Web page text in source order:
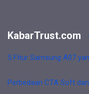
KabarTrust.com
5 Fitur Samsung A07
Perbedaan CTA Soft